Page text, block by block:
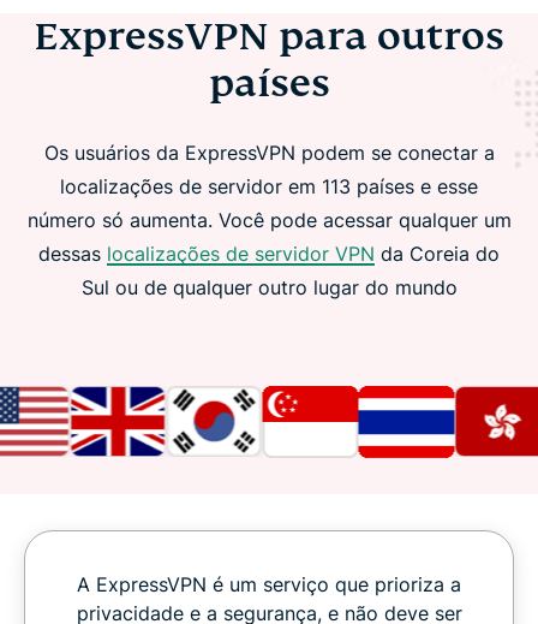
ExpressVPN para outros
países
Os usuários da ExpressVPN podem se conectar a
localizações de servidor em 113 países e esse
número só aumenta. Você pode acessar qualquer um
dessas localizações de servidor VPN da Coreia do
Sul ou de qualquer outro lugar do mundo
A ExpressVPN é um serviço que prioriza a
privacidade e a segurança, e não deve ser